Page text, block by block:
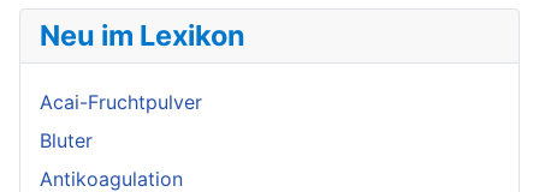
Neu im Lexikon
Acai-Fruchtpulver
Bluter
Antikoagulation